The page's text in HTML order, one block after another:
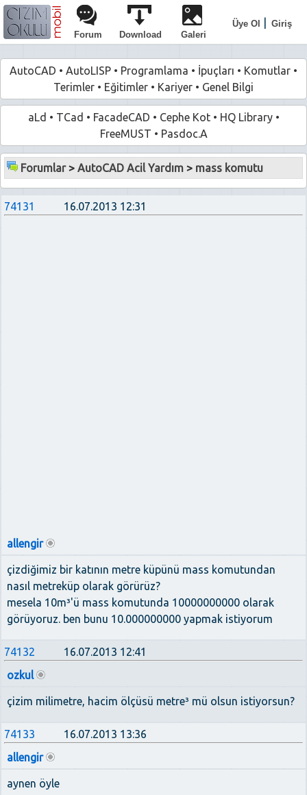
Üye Ol
Giriş
Forum
Download Galeri
AutoCAD • AutoLISP • Programlama • İpuçları • Komutlar •
Terimler • Eğitimler • Kariyer • Genel Bilgi
aLd • TCad • FacadeCAD • Cephe Kot• HQ Library•
FreeMUST • Pasdoc.A
Forumlar>AutoCAD Acil Yardım > mass komutu
74131 16.07.2013 12:31
allengir
çizdiğimiz bir katının metre küpünü mass komutundan
nasıl metreküp olarak görürüz?
mesela 10m³'ü mass komutunda 10000000000 olarak
görüyoruz. ben bunu 10.000000000 yapmak istiyorum
74132
16.07.2013 12:41
ozkul
çizim milimetre, hacim ölçüsü metre³ mü olsun istiyorsun?
74133
16.07.2013 13:36
allengir
aynen öyle